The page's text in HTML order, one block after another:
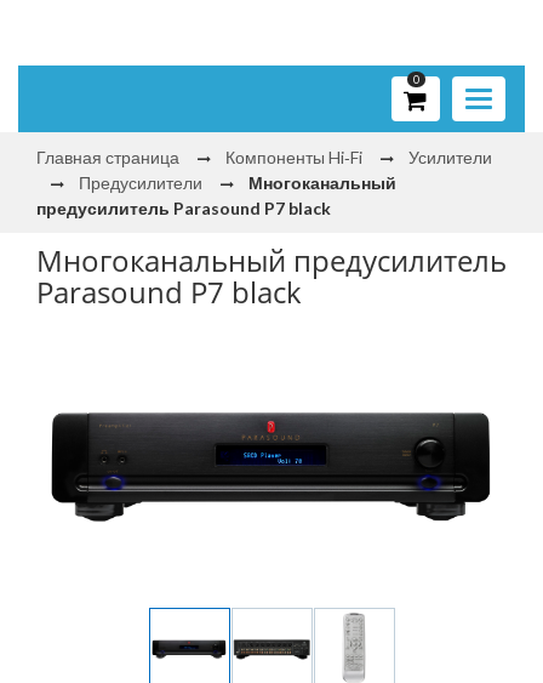
Toggle
0
Главная страница Компоненты Hi‑Fi
Усилители
Предусилители
Многоканальный
предусилитель Parasound P7 black
Многоканальный предусилитель
Parasound P7 black